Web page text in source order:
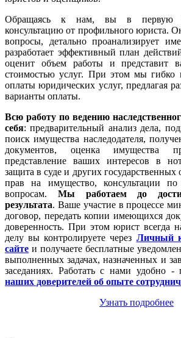
Обращаясь к нам, вы в первую
консультацию от профильного юриста.
вопросы, детально проанализирует
разработает эффективный план
оценит объем работы и представит
стоимостью услуг. При этом мы гибко
оплаты юридических услуг, предлагая
варианты оплаты.
Всю работу по ведению
себя: предварительный анализ дела,
поиск имущества наследодателя,
документов, оценка имущества
представление ваших интересов в
защита в суде и других государственных
прав на имущество, консультации
вопросам. Мы работаем
до
результата. Ваше участие в процессе
договор, передать копии имеющихся
доверенность. При этом юрист всегда
делу вы контролируете через Личный
сайте и получаете бесплатные
выполненных задачах, назначенных и
заседаниях. Работать с нами удобно -
наших доверителей об опыте
Узнать подробнее